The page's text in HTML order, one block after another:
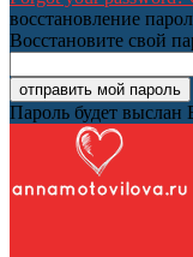
восстановление
Восстановите свой
Пароль будет выслан